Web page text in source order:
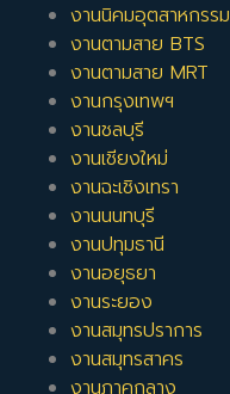
งานนิคมอุตสาหกรรม
งานตามสาย BTS
งานตามสาย MRT
งานกรุงเทพฯ
งานชลบุรี
งานเชียงใหม่
งานฉะเชิงเทรา
งานนนทบุรี
งานปทุมธานี
งานอยุธยา
งานระยอง
งานสมุทรปราการ
งานสมุทรสาคร